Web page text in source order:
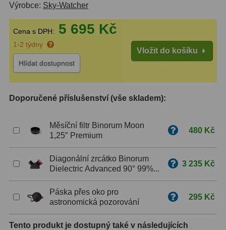
ZOOM12
ED a Flat Field
Měřící, s mřížkou
Ostatní30
Doplňky
Filtry 183
44
CLS a UHC18
Širokopásmové13
Výrobce: Sky-Watcher
Cena s DPH: 5 695 Kč
1-2 týdny
Hlídat dostupnost
Vložit do košíku
Doporučené příslušenství (vše skladem):
Měsíční filtr Binorum Moon
1,25″ Premium
480 Kč
Diagonální zrcátko Binorum
Dielectric Advanced 90° 99%...
3 235 Kč
Páska přes oko pro
astronomická pozorování
295 Kč
Tento produkt je dostupný také v následujících